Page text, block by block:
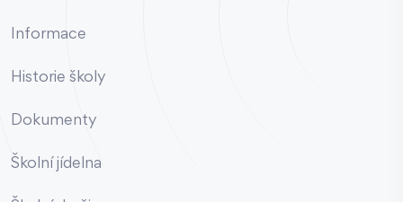
Informace
Historie školy
Dokumenty
Školní jídelna